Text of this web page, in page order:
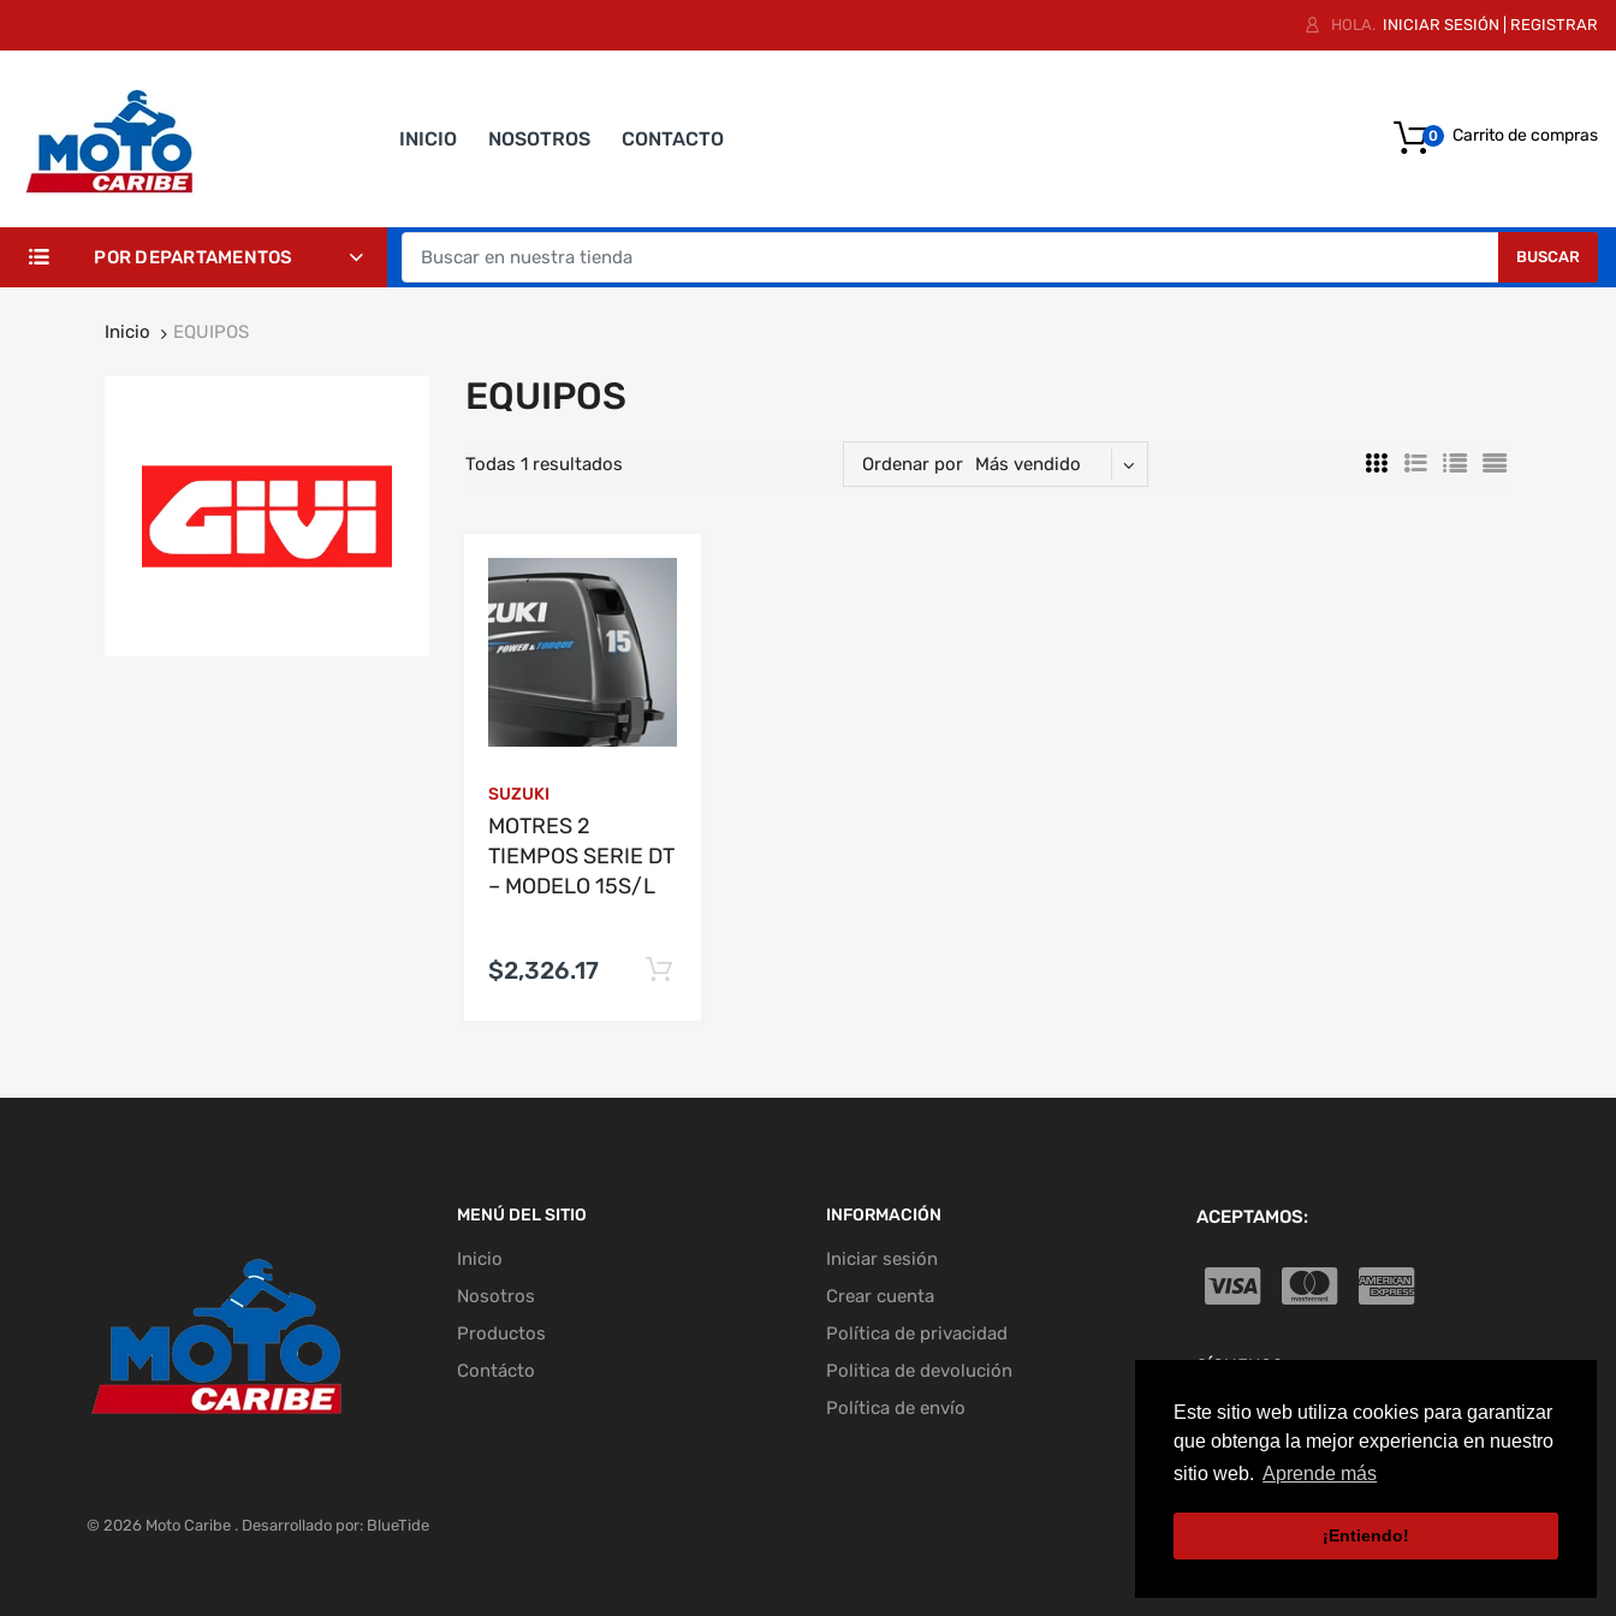
Este sitio web utiliza cookies para garantizar
que obtenga la mejor experiencia en nuestro
sitio web. Aprende más
¡Entiendo!
HOLA. INICIAR SESIÓN REGISTRAR
INICIO NOSOTROS CONTACTO Carrito de compras
0
POR DEPARTAMENTOS BUSCAR
Inicio EQUIPOS
EQUIPOS
Todas 1 resultados Ordenar por Más vendido
SUZUKI
MOTRES 2
TIEMPOS SERIE DT
– MODELO 15S/L
$2,326.17
MENÚ DEL SITIO
Inicio
Nosotros
Productos
Contácto
INFORMACIÓN
Iniciar sesión
Crear cuenta
Política de privacidad
Politica de devolución
Política de envío
ACEPTAMOS:
SÍGUENOS:
© 2026 Moto Caribe . Desarrollado por: BlueTide